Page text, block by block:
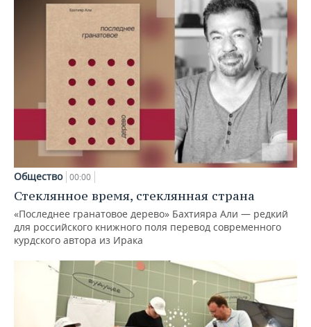
Общество 00:00
Стеклянное время, стеклянная страна
«Последнее гранатовое дерево» Бахтияра Али — редкий
для российского книжного поля перевод современного
курдского автора из Ирака